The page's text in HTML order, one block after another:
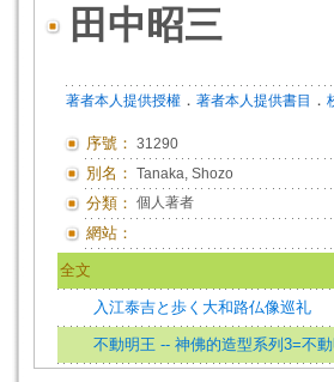
田中昭三
著者本人提供授權 ． 著者本人提供書目 ．
序號： 31290
別名： Tanaka, Shozo
分類： 個人著者
網站：
全文
入江泰吉と歩く大和路仏像巡礼
不動明王 -- 神佛的造型系列3=不